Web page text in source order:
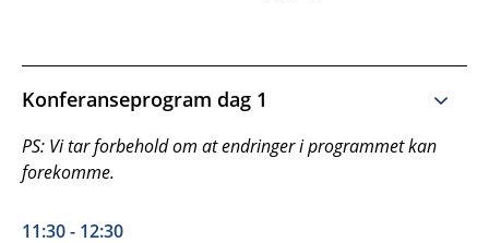
Konferanseprogram dag 1
PS: Vi tar forbehold om at endringer i programmet kan
forekomme.
11:30 - 12:30